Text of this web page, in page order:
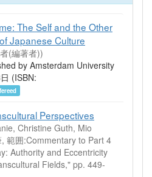
The Self and the Other
Japanese Culture
(編著者))
by Amsterdam University
(ISBN:
Perspectives
Christine Guth, Mio
範囲:Commentary to Part 4
Authority and Eccentricity
Fields," pp. 449-